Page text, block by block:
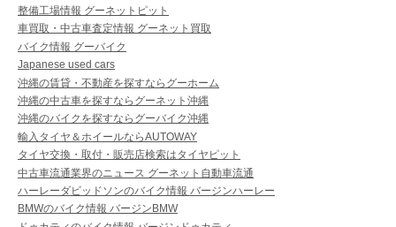
整備工場情報 グーネットピット
車買取・中古車査定情報 グーネット買取
バイク情報 グーバイク
Japanese used cars
沖縄の賃貸・不動産を探すならグーホーム
沖縄の中古車を探すならグーネット沖縄
沖縄のバイクを探すならグーバイク沖縄
輸入タイヤ＆ホイールならAUTOWAY
タイヤ交換・取付・販売店検索はタイヤピット
中古車流通業界のニュース グーネット自動車流通
ハーレーダビッドソンのバイク情報 バージンハーレー
BMWのバイク情報 バージンBMW